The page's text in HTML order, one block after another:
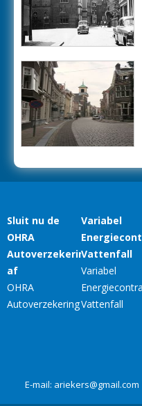
E-mail: ariekers@gmail.com